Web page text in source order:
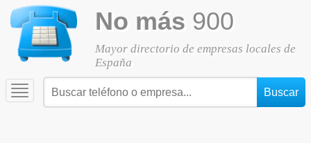
No más 900
Mayor directorio de empresas locales de
España
Toggle
navigation